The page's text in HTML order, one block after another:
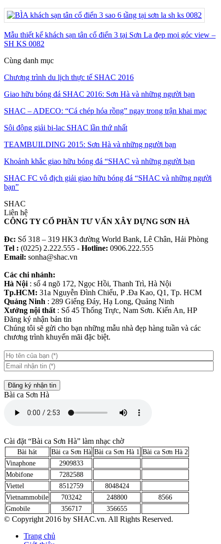
Mẫu thiết kế khách sạn tân cổ điển 3 tại Sơn La đẹp mọi góc view –
SH KS 0082
Cùng danh mục
Chương trình du lịch thực tế SHAC 2016
Giao hữu bóng đá SHAC 2016: Sơn Hà và những người bạn
SHAC – ADECO: “Cá chép hóa rồng” ngay trong trận khai mạc
Sôi động giải bi-lac SHAC lần thứ nhất
TEAMBUILDING 2015: Sơn Hà và những người bạn
Khoảnh khắc giao hữu bóng đá “SHAC và những người bạn
SHAC FC vô địch giải giao hữu bóng đá “SHAC và những người
bạn”
SHAC
Liên hệ
CÔNG TY CỔ PHẦN TƯ VẤN XÂY DỰNG SƠN HÀ
Đc: Số 318 – 319 HK3 đường World Bank, Lê Chân, Hải Phòng
Tel : (0225) 2.222.555 - Hotline: 0906.222.555
Email: sonha@shac.vn
Các chi nhánh:
Hà Nội : số 4 ngõ 172, Ngọc Hồi, Thanh Trì, Hà Nội
Tp.HCM: 31a Nguyễn Đình Chiểu, P .Đa Kao, Q1, Tp. HCM
Quảng Ninh : 289 Giếng Đáy, Hạ Long, Quảng Ninh
Xưởng nội thất : Số 45 Thống Trực, Nam Sơn. Kiến An, HP
Đăng ký nhận bản tin
Chúng tôi sẽ gửi cho bạn những mẫu nhà đẹp hàng tuần và các
chương trình khuyến mãi đặc biệt.
Đăng ký nhận tin
Bài ca Sơn Hà
Cài đặt “Bài ca Sơn Hà” làm nhạc chờ
Bài hát Bài ca Sơn Hà Bài ca Sơn Hà 1 Bài ca Sơn Hà 2
Vinaphone
2909833
Mobifone
7282588
Viettel
8512759
8048424
Vietnammobile
703242 248800
8566
Gmobile
356717 356655
© Copyright 2016 by SHAC.vn. All Rights Reserved.
Trang chủ